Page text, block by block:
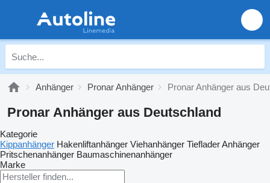
Anhänger Pronar Anhänger Pronar Anhänger aus
Pronar Anhänger aus Deutschland
Kategorie
Kippanhänger Hakenliftanhänger Viehanhänger Tieflader Anhänger
Pritschenanhänger Baumaschinenanhänger
Marke